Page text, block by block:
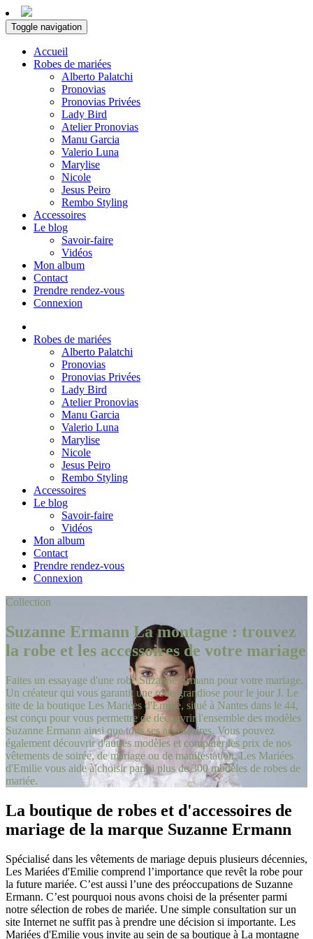
Toggle navigation
Accueil
Robes de mariées
Alberto Palatchi
Pronovias
Pronovias Privées
Lady Bird
Atelier Pronovias
Manu Garcia
Valerio Luna
Marylise
Nicole
Jesus Peiro
Rembo Styling
Accessoires
Le blog
Savoir-faire
Vidéos
Mon album
Contact
Prendre rendez-vous
Connexion
Robes de mariées
Alberto Palatchi
Pronovias
Pronovias Privées
Lady Bird
Atelier Pronovias
Manu Garcia
Valerio Luna
Marylise
Nicole
Jesus Peiro
Rembo Styling
Accessoires
Le blog
Savoir-faire
Vidéos
Mon album
Contact
Prendre rendez-vous
Connexion
Collection
Suzanne Ermann La montagne : trouvez
la robe et les accessoires de votre mariage
Faites un essayage d'une robe Suzanne Ermann pour votre mariage.
Un créateur qui vous garantit une robe grandiose pour le jour J. Le
site de la boutique Les Mariées d'Emilie, situé à Nantes dans le 44,
est conçu pour vous permettre de découvrir l'ensemble des modèles
Suzanne Ermann ainsi que tous ses accessoires. Vous pouvez
également découvrir d'autres modèles et comparer les prix de nos
vêtements de soirée, de mariage ou de manifestation. Les Mariées
d'Emilie vous aide à choisir parmi plus de 300 modèles de robes de
mariée.
La boutique de robes et d'accessoires de
mariage de la marque Suzanne Ermann
Spécialisé dans les vêtements de mariage depuis plusieurs décennies,
Les Mariées d'Emilie comprend l’importance que revêt la robe pour
la future mariée. C’est aussi l’une des préoccupations de Suzanne
Ermann. C’est pourquoi nous avons choisi de la présenter parmi
notre sélection de robes de mariée. Une simple consultation sur un
site Internet ne suffit pas à prendre une décision si importante. Les
Mariées d'Emilie vous invite au sein de sa boutique à La montagne